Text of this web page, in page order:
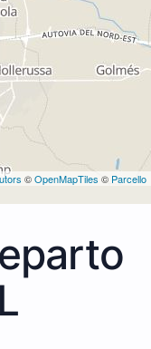
©OpenMapTiles © Parcello